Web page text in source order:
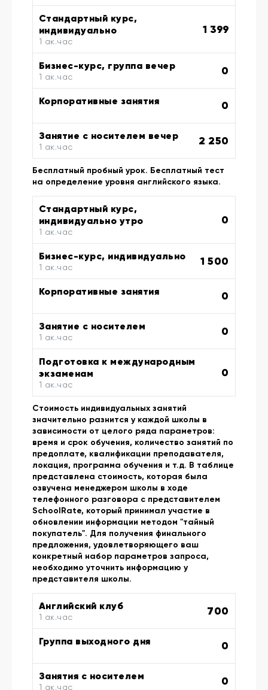
Стандартный курс,
индивидуально
1 ак.час
1 399
Бизнес-курс, группа вечер
1 ак.час 0
Корпоративные занятия 0
Занятие с носителем вечер
1 ак.час 2 250
Бесплатный пробный урок. Бесплатный тест
на определение уровня английского языка.
Стандартный курс,
индивидуально утро
1 ак.час
0
Бизнес-курс, индивидуально
1 ак.час 1 500
Корпоративные занятия 0
Занятие с носителем
1 ак.час 0
Подготовка к международным
экзаменам
1 ак.час
0
Стоимость индивидуальных занятий
значительно разнится у каждой школы в
зависимости от целого ряда параметров:
время и срок обучения, количество занятий по
предоплате, квалификации преподавателя,
локация, программа обучения и т.д. В таблице
представлена стоимость, которая была
озвучена менеджером школы в ходе
телефонного разговора с представителем
SchoolRate, который принимал участие в
обновлении информации методом "тайный
покупатель". Для получения финального
предложения, удовлетворяющего ваш
конкретный набор параметров запроса,
необходимо уточнить информацию у
представителя школы.
Английский клуб
1 ак.час 700
Группа выходного дня 0
Занятия с носителем
1 ак.час 0